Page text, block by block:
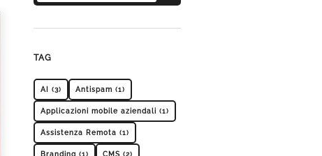
TAG
AI (3) Antispam (1)
Applicazioni mobile aziendali (1)
Assistenza Remota (1)
Branding (1) CMS (2)